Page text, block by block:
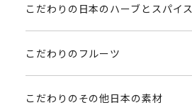
こだわりの日本のハーブとスパイス
こだわりのフルーツ
こだわりのその他日本の素材